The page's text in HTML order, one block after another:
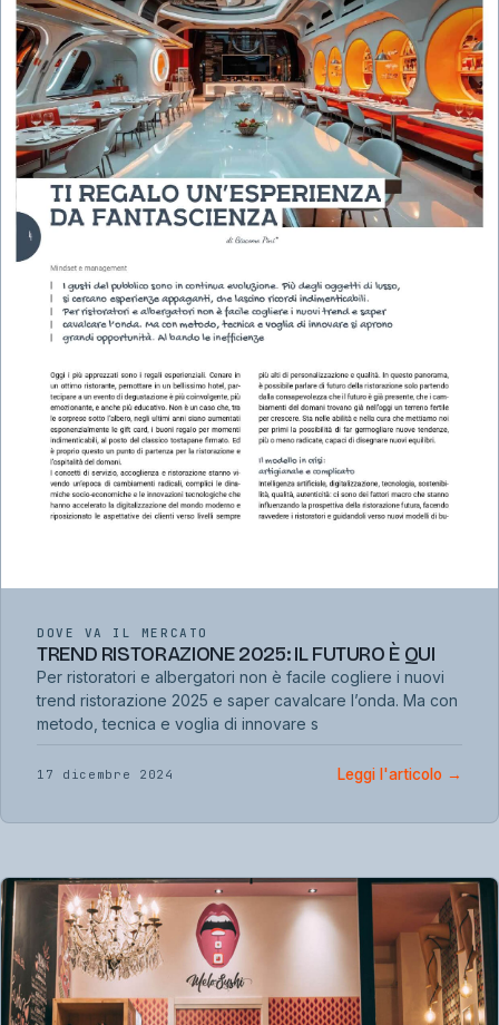
DOVE VA IL MERCATO
TREND RISTORAZIONE 2025: IL FUTURO È QUI
Per ristoratori e albergatori non è facile cogliere i nuovi
trend ristorazione 2025 e saper cavalcare l’onda. Ma con
metodo, tecnica e voglia di innovare s
17 dicembre 2024 Leggi l'articolo →